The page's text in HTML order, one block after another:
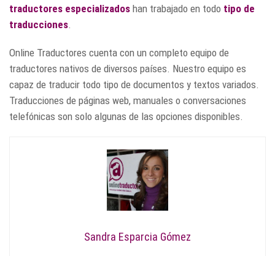
traductores especializados han trabajado en todo tipo de
traducciones.
Online Traductores cuenta con un completo equipo de
traductores nativos de diversos países. Nuestro equipo es
capaz de traducir todo tipo de documentos y textos variados.
Traducciones de páginas web, manuales o conversaciones
telefónicas son solo algunas de las opciones disponibles.
Sandra Esparcia Gómez